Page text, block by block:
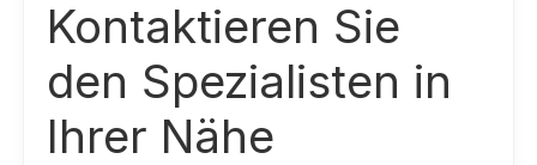
Kontaktieren Sie
den Spezialisten in
Ihrer Nähe